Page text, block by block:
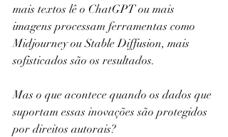
mais textos lê o ChatGPT ou mais
imagens processam ferramentas como
Midjourney ou Stable Diffusion, mais
sofisticados são os resultados.
Mas o que acontece quando os dados que
suportam essas inovações são protegidos
por direitos autorais?